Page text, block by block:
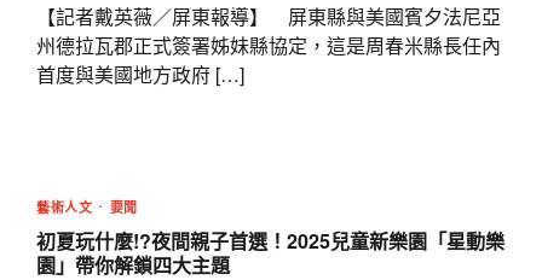
【記者戴英薇／屏東報導】 屏東縣與美國賓夕法尼亞
州德拉瓦郡正式簽署姊妹縣協定，這是周春米縣長任內
首度與美國地方政府 […]
藝術人文 要聞
初夏玩什麼!?夜間親子首選！2025兒童新樂園「星動樂
園」帶你解鎖四大主題